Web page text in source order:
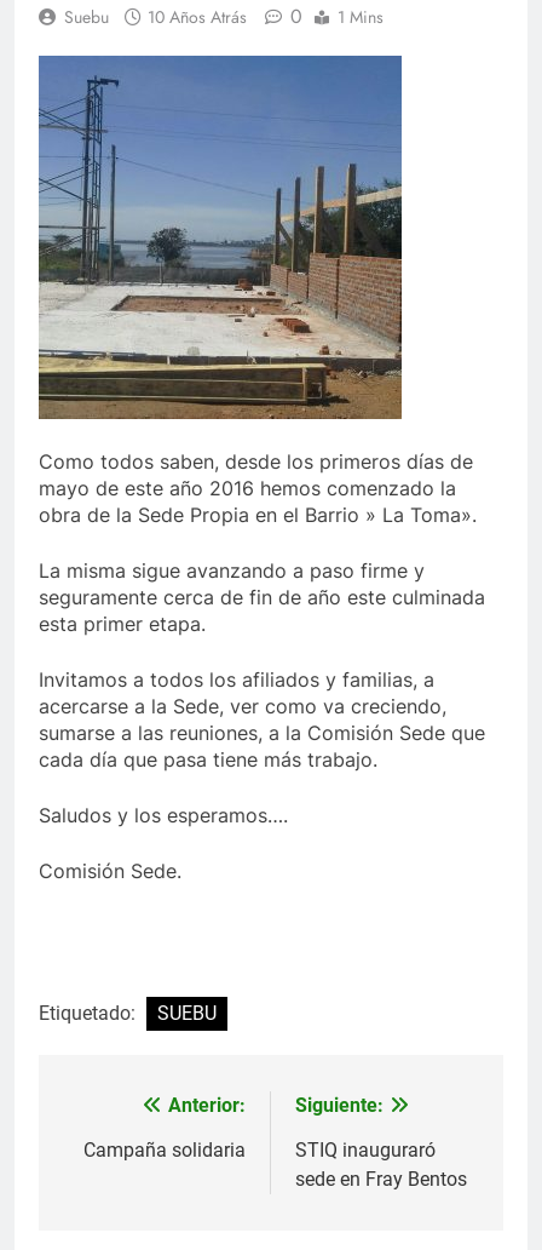
Suebu 10 Años Atrás 0 1 Mins
Como todos saben, desde los primeros días de
mayo de este año 2016 hemos comenzado la
obra de la Sede Propia en el Barrio » La Toma».
La misma sigue avanzando a paso firme y
seguramente cerca de fin de año este culminada
esta primer etapa.
Invitamos a todos los afiliados y familias, a
acercarse a la Sede, ver como va creciendo,
sumarse a las reuniones, a la Comisión Sede que
cada día que pasa tiene más trabajo.
Saludos y los esperamos….
Comisión Sede.
Etiquetado: SUEBU
Navegación
de
Anterior:
Campaña solidaria
Siguiente:
STIQ inauguraró
sede en Fray Bentos